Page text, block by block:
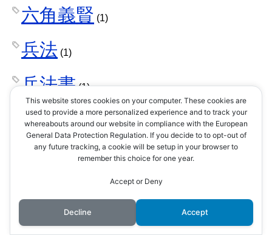
六角義賢 (1)
兵法 (1)
兵法書(1)
兵站(1)
兵糧
刀(1)
This website stores cookies on your computer. These cookies are
used to provide a more personalized experience and to track your
whereabouts around our website in compliance with the European
General Data Protection Regulation. If you decide to to opt-out of
any future tracking, a cookie will be setup in your browser to
remember this choice for one year.
Accept or Deny
Decline Accept